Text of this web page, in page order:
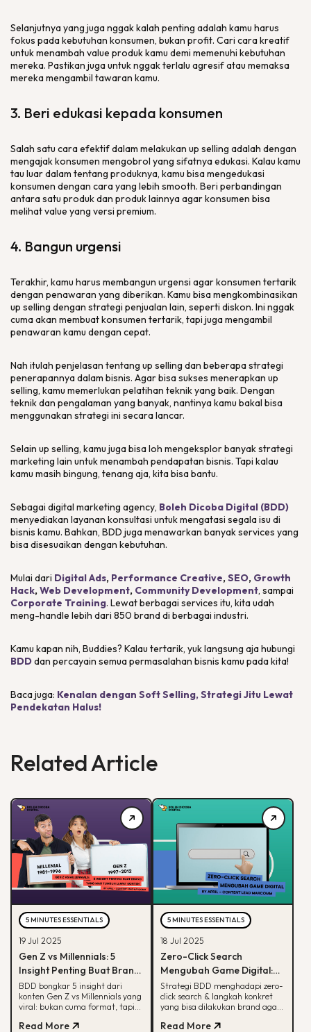
Selanjutnya yang juga nggak kalah penting adalah kamu harus
fokus pada kebutuhan konsumen, bukan profit. Cari cara kreatif
untuk menambah value produk kamu demi memenuhi kebutuhan
mereka. Pastikan juga untuk nggak terlalu agresif atau memaksa
mereka mengambil tawaran kamu.
3. Beri edukasi kepada konsumen
Salah satu cara efektif dalam melakukan up selling adalah dengan
mengajak konsumen mengobrol yang sifatnya edukasi. Kalau kamu
tau luar dalam tentang produknya, kamu bisa mengedukasi
konsumen dengan cara yang lebih smooth. Beri perbandingan
antara satu produk dan produk lainnya agar konsumen bisa
melihatvalue yang versi premium.
4. Bangun urgensi
Terakhir, kamu harus membangun urgensi agar konsumen tertarik
dengan penawaran yang diberikan. Kamu bisa mengkombinasikan
up selling dengan strategi penjualan lain, seperti diskon. Ini nggak
cuma akan membuat konsumen tertarik, tapi juga mengambil
penawaran kamu dengan cepat.
Nah itulah penjelasan tentang up selling dan beberapa strategi
penerapannya dalam bisnis. Agar bisa sukses menerapkan up
selling, kamu memerlukan pelatihan teknik yang baik. Dengan
teknik dan pengalaman yang banyak, nantinya kamu bakal bisa
menggunakan strategi ini secara lancar.
Selain up selling, kamu juga bisa loh mengeksplor banyak strategi
marketing lain untuk menambah pendapatan bisnis. Tapi kalau
kamu masih bingung, tenang aja, kita bisa bantu.
Sebagai digital marketing agency, Boleh Dicoba Digital (BDD)
menyediakan layanan konsultasi untuk mengatasi segala isu di
bisnis kamu. Bahkan, BDD juga menawarkan banyakservices yang
bisa disesuaikan dengan kebutuhan.
Mulai dari Digital Ads, Performance Creative,SEO, Growth
Hack,Web Development, Community Development, sampai
Corporate Training. Lewat berbagai services itu, kita udah
meng-handle lebih dari 850 brand di berbagai industri.
Kamu kapan nih, Buddies? Kalau tertarik, yuk langsung aja hubungi
BDDdan percayain semua permasalahan bisnis kamu pada kita!
Baca juga: Kenalan dengan Soft Selling, Strategi Jitu Lewat
Pendekatan Halus!
Related Article
5 MINUTES ESSENTIALS
19 Jul 2025
Gen Z vs Millennials: 5
Insight Penting Buat Brand
yang Mau Tumbuh Lewat
Konten
BDD bongkar 5 insight dari
konten Gen Z vs Millennials yang
viral: bukan cuma format, tapi
Read More
5 MINUTES ESSENTIALS
18 Jul 2025
Zero-Click Search
Mengubah Game Digital:
Begini Strategi BDD & Apa
yang Bisa Dilakukan Brand
Strategi BDD menghadapi zero-
click search & langkah konkret
yang bisa dilakukan brand agar
Google
Read More